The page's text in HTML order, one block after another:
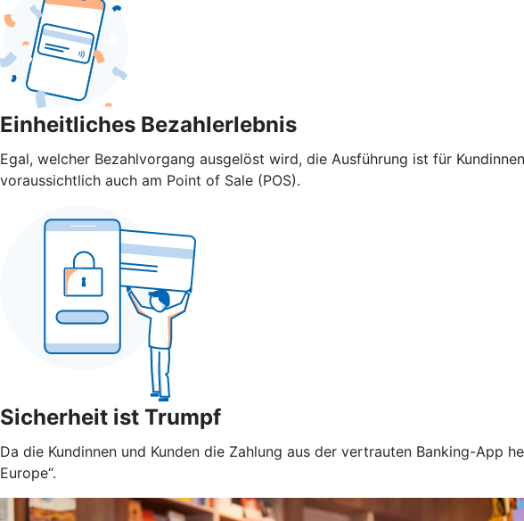
Einheitliches Bezahlerlebnis
Egal, welcher Bezahlvorgang ausgelöst wird, die Ausführung ist für
voraussichtlich auch am Point of Sale (POS).
Sicherheit ist Trumpf
Da die Kundinnen und Kunden die Zahlung aus der vertrauten Banking-App
Europe“.